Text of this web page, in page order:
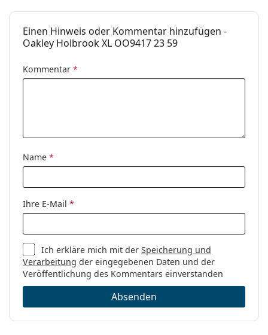
Einen Hinweis oder Kommentar hinzufügen -
Oakley Holbrook XL OO9417 23 59
Kommentar *
Name *
Ihre E-Mail *
Ich erkläre mich mit derSpeicherung und
Verarbeitung der eingegebenen Daten und der
Veröffentlichung des Kommentars einverstanden
Absenden